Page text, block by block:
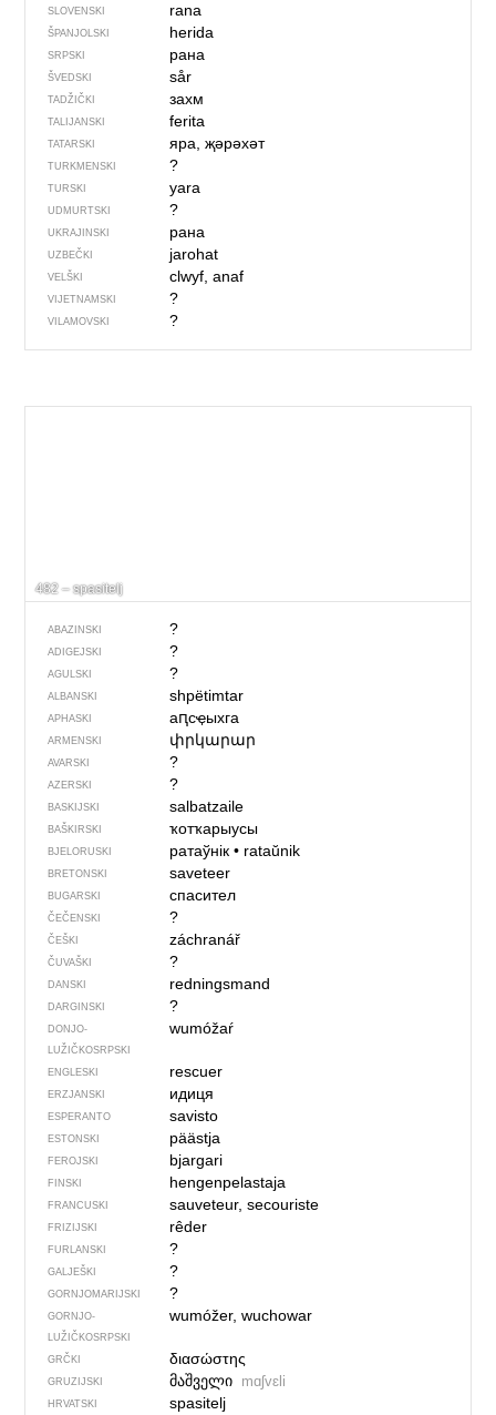
SLOVENSKI rana
ŠPANJOLSKI herida
SRPSKI рана
ŠVEDSKI sår
TADŽIČKI захм
TALIJANSKI ferita
TATARSKI яра, җәрәхәт
TURKMENSKI ?
TURSKI yara
UDMURTSKI ?
UKRAJINSKI рана
UZBEČKI jarohat
VELŠKI clwyf, anaf
VIJETNAMSKI ?
VILAMOVSKI ?
482 – spasitelj
ABAZINSKI ?
ADIGEJSKI ?
AGULSKI ?
ALBANSKI shpëtimtar
APHASKI аԥсҿыхга
ARMENSKI փրկարար
AVARSKI ?
AZERSKI ?
BASKIJSKI salbatzaile
BAŠKIRSKI ҡотҡарыусы
BJELORUSKI ратаўнік• rataŭnik
BRETONSKI saveteer
BUGARSKI спасител
ČEČENSKI ?
ČEŠKI záchranář
ČUVAŠKI ?
DANSKI redningsmand
DARGINSKI ?
DONJO­
LUŽIČKOSRPSKI
wumóžaŕ
ENGLESKI rescuer
ERZJANSKI идиця
ESPERANTO savisto
ESTONSKI päästja
FEROJSKI bjargari
FINSKI hengenpelastaja
FRANCUSKI sauveteur, secouriste
FRIZIJSKI rêder
FURLANSKI ?
GALJEŠKI ?
GORNJOMARIJSKI ?
GORNJO­
LUŽIČKOSRPSKI
wumóžer, wuchowar
GRČKI διασώστης
GRUZIJSKI მაშველი mɑʃvɛli
HRVATSKI spasitelj